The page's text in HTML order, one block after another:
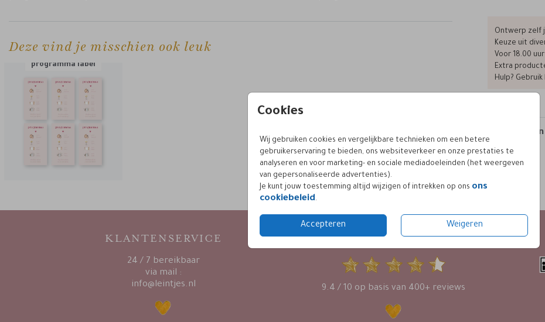
Cookies
Wij gebruiken cookies en vergelijkbare technieken om een betere
gebruikerservaring te bieden, ons websiteverkeer en onze prestaties te
analyseren en voor marketing- en sociale mediadoeleinden (het weergeven
van gepersonaliseerde advertenties).
Je kunt jouw toestemming altijd wijzigen of intrekken op ons ons
cookiebeleid.
Accepteren Weigeren
Deze vind je misschien ook leuk
programma label
Ontwerp zelf
Keuze uit
Voor 18.00
Extra
Hulp? Gebruik
Formaten
KLANTENSERVICE
24 / 7 bereikbaar
via mail :
info@leintjes.nl
KLANTWAARDERING
9.4 / 10 op basis van 400+ reviews